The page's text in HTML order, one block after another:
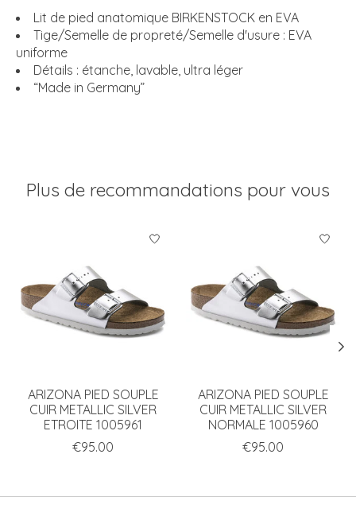
Lit de pied anatomique BIRKENSTOCK en EVA
Tige/Semelle de propreté/Semelle d'usure : EVA
uniforme
Détails : étanche, lavable, ultra léger
“Made in Germany”
Plus de recommandations pour vous
Articles du carrousel de produits
ARIZONA PIED SOUPLE
CUIR METALLIC SILVER
ETROITE 1005961
€95.00
ARIZONA PIED SOUPLE
CUIR METALLIC SILVER
NORMALE 1005960
€95.00